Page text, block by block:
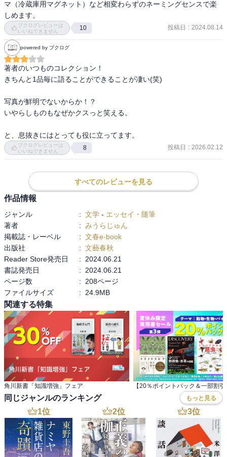
＊エロ本自販機のプラモ
＊ノーパン喫茶のマッチ
＊プロの喘ぎ声入りCD
＊ランジェリー姿の女性だらけの画集
＊りんごヌードの写真集
に修正、書き下ろしの新ネタも加えて一冊に。
マ（冷蔵庫用マグネット）など相変わらずのネーミングセンスで楽
しめます。
ブクログレビューは
いいねできません
10 投稿日 : 2024.08.14
powered by ブクログ
著者のいつものコレクション！
きちんと1品毎に語ることができることが凄い(笑)
写真が鮮明でないからか！？
いやらしものもなぜかクスっと笑える。
と、息抜きにはとっても役に立ってます。
ブクログレビューは
いいねできません
8 投稿日 : 2026.02.12
すべてのレビューを見る
作品情報
ジャンル : 文学 - エッセイ・随筆
著者
: みうらじゅん
掲載誌・レーベル
: 文春e-book
出版社
: 文藝春秋
Reader Store発売日
:
2024.06.21
書誌発売日
:
2024.06.21
ページ数
:
208ページ
ファイルサイズ
: 24.9MB
関連する特集
角川新書「知識増強」フェア
同じジャンルのランキング もっと見る
1位 2位 3位